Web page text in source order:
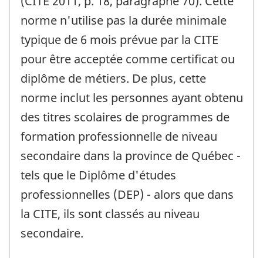
norme n'utilise pas la durée minimale
typique de 6 mois prévue par la CITE
pour être acceptée comme certificat ou
diplôme de métiers. De plus, cette
norme inclut les personnes ayant obtenu
des titres scolaires de programmes de
formation professionnelle de niveau
secondaire dans la province de Québec -
tels que le Diplôme d'études
professionnelles (DEP) - alors que dans
la CITE, ils sont classés au niveau
secondaire.